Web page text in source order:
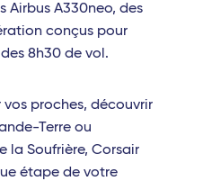
Airbus A330neo, des
conçus pour
8h30 de vol.
proches, découvrir
Terre ou
la Soufrière, Corsair
étape de votre